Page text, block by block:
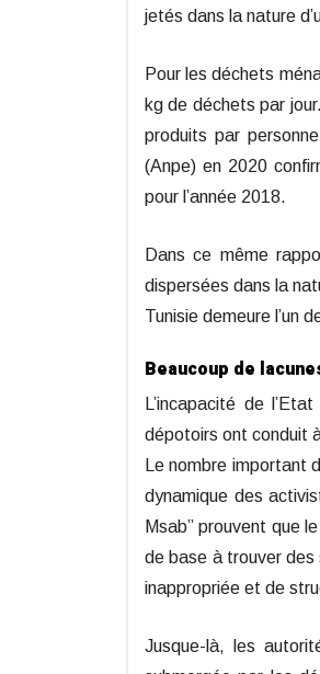
jetés dans la nature
Pour les déchets
kg de déchets par
produits par
(Anpe) en 2020
pour l’année 2018.
Dans ce même
dispersées dans la
Tunisie demeure l’un
Beaucoup de
L’incapacité de
dépotoirs ont conduit
Le nombre
dynamique des
Msab” prouvent que
de base à trouver des
inappropriée et de
Jusque-là, les